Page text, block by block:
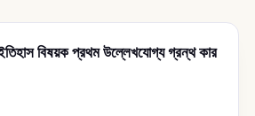
ইতিহাস বিষয়ক প্রথম উল্লেখযোগ্য গ্রন্থ কার